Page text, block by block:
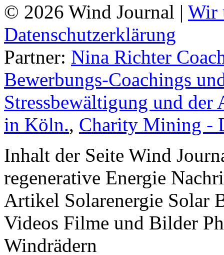
© 2026 Wind Journal | Wir
Datenschutzerklärung
Partner: Nina Richter
Bewerbungs-Coachings
Stressbewältigung und
in Köln., Charity Mining -
Inhalt der Seite Wind
regenerative Energie
Artikel Solarenergie Solar
Videos Filme und Bilder
Windrädern